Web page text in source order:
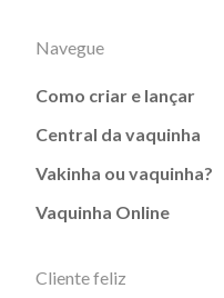
Navegue
Como criar e lançar
Central da vaquinha
Vakinha ou vaquinha?
Vaquinha Online
Cliente feliz